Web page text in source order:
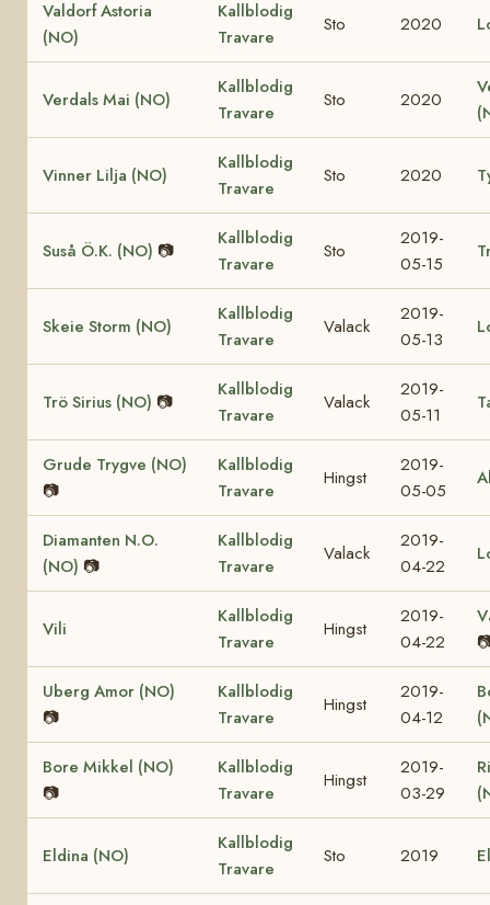
Valdorf Astoria
(NO)
Kallblodig
Travare
Sto 2020
Verdals Mai (NO)
Kallblodig
Travare
Sto 2020
Vinner Lilja (NO)
Kallblodig
Travare
Sto 2020
Suså Ö.K. (NO) 📷
Kallblodig
Travare
Sto
2019-
05-15
Skeie Storm (NO)
Kallblodig
Travare
Valack
2019-
05-13
Trö Sirius (NO) 📷
Kallblodig
Travare
Valack
2019-
05-11
Grude Trygve (NO)
📷
Kallblodig
Travare
Hingst
2019-
05-05
Diamanten N.O.
(NO) 📷
Kallblodig
Travare
Valack
2019-
04-22
Vili
Kallblodig
Travare
Hingst
2019-
04-22
Uberg Amor (NO)
📷
Kallblodig
Travare
Hingst
2019-
04-12
Bore Mikkel (NO)
📷
Kallblodig
Travare
Hingst
2019-
03-29
Eldina (NO)
Kallblodig
Travare
Sto 2019